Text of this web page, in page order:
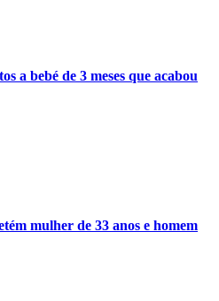
a bebé de 3 meses que acabou
mulher de 33 anos e homem